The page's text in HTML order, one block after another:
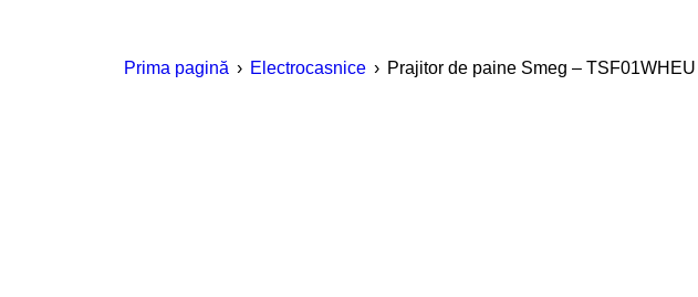
Prima pagină › Electrocasnice › Prajitor de paine Smeg – TSF01WHEU